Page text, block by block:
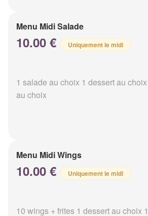
Menu Midi Salade
10.00 € Uniquement le midi
1 salade au choix 1 dessert au
au choix
Menu Midi Wings
10.00 € Uniquement le midi
10 wings + frites 1 dessert au choix